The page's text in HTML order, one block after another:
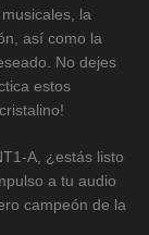
la
así como la
No dejes
estos
A, ¿estás listo
a tu audio
campeón de la